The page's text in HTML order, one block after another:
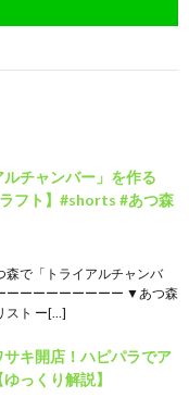
チャンバー」を作る
フト】#shorts #あつ森
森で「トライアルチャンバ
ーーーーーーーーー ▼あつ森
スト ー[…]
サキ開店！ハピパラでア
っくり解説】